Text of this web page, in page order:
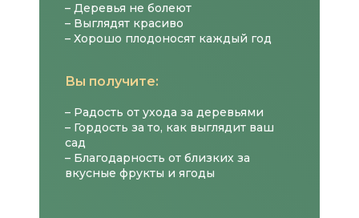
– Деревья не болеют
– Выглядят красиво
– Хорошо плодоносят каждый год
– Радость от ухода за деревьями
– Гордость за то, как выглядит ваш
сад
– Благодарность от близких за
вкусные фрукты и ягоды
Вы получите: